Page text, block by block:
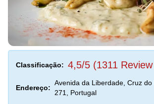
Classificação: 4,5/5 (1311
Endereço:
Avenida da Liberdade, Cruz do
271, Portugal